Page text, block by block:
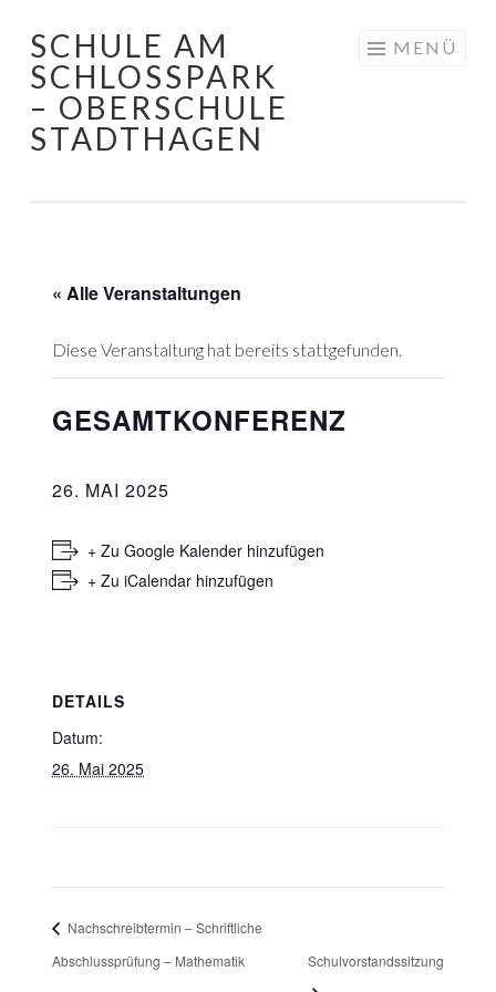
Springe
zum
Inhalt
SCHULE AM
SCHLOSSPARK
– OBERSCHULE
STADTHAGEN
MENÜ
« Alle Veranstaltungen
Diese Veranstaltung hat bereits stattgefunden.
GESAMTKONFERENZ
26. MAI 2025
+ Zu Google Kalender hinzufügen
+ Zu iCalendar hinzufügen
DETAILS
Datum:
26. Mai 2025
Nachschreibtermin – Schriftliche
Abschlussprüfung – Mathematik
Schulvorstandssitzung